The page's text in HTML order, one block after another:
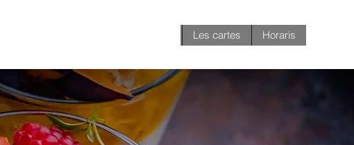
Les cartes Horaris